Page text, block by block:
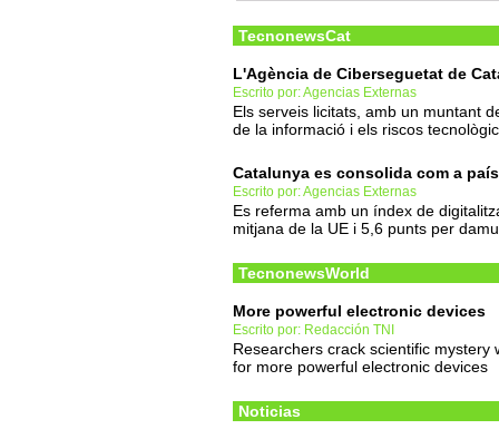
TecnonewsCat
L'Agència de Ciberseguetat de
Escrito por: Agencias Externas
Els serveis licitats, amb un muntant
de la informació i els riscos
Catalunya es consolida com a
Escrito por: Agencias Externas
Es referma amb un índex de
mitjana de la UE i 5,6 punts per
TecnonewsWorld
More powerful electronic devices
Escrito por: Redacción TNI
Researchers crack scientific
for more powerful electronic devices
Noticias